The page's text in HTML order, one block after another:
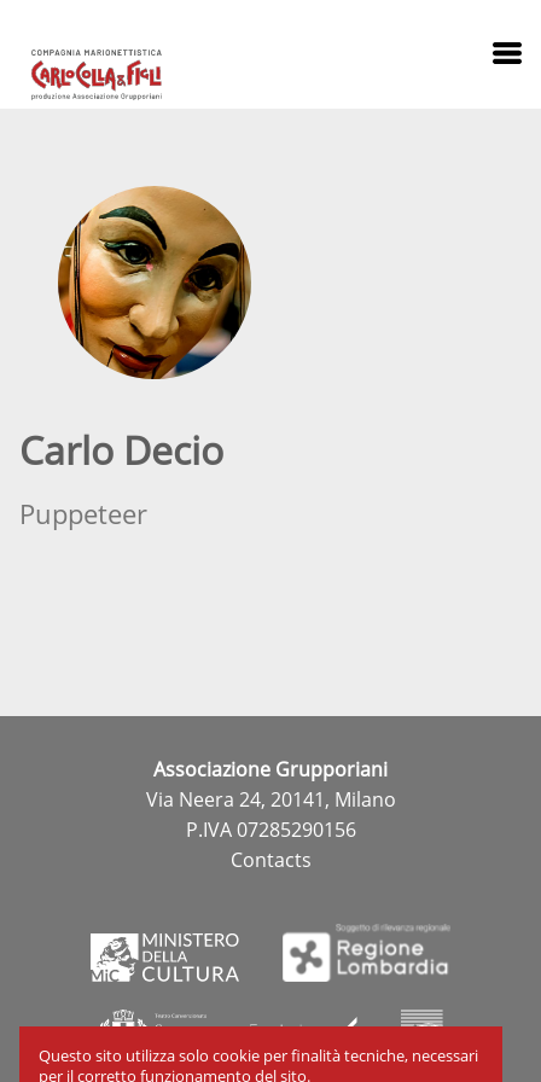
Carlo Decio
Puppeteer
Associazione Grupporiani
Via Neera 24, 20141, Milano
P.IVA 07285290156
Contacts
Questo sito utilizza solo cookie per finalità tecniche, necessari
per il corretto funzionamento del sito.